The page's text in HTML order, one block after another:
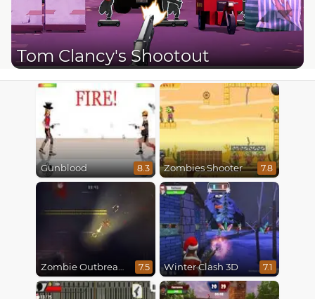
Tom Clancy's Shootout
Gunblood 8.3 Zombies Shooter 7.8
Zombie Outbreak Arena 7.5 Winter Clash 3D 7.1